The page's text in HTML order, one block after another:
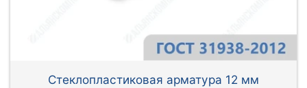
Стеклопластиковая арматура 12 мм